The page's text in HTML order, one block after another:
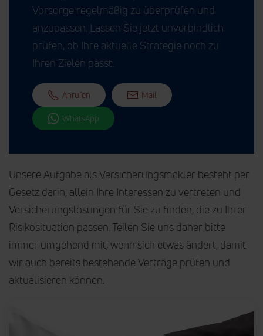
Vorsorge regelmäßig zu überprüfen und
anzupassen. Lassen Sie jetzt unverbindlich
prüfen, ob Ihre aktuelle Strategie noch zu
Ihren Zielen passt.
Anrufen Mail
WhatsApp
Unsere Aufgabe als Versicherungsmakler besteht per
Gesetz darin, allein Ihre Interessen zu vertreten und
Versicherungslösungen für Sie zu finden, die zu Ihrer
Risikosituation passen. Teilen Sie uns daher bitte
immer umgehend mit, wenn sich etwas ändert, damit
wir auch bereits bestehende Verträge prüfen und
aktualisieren können.